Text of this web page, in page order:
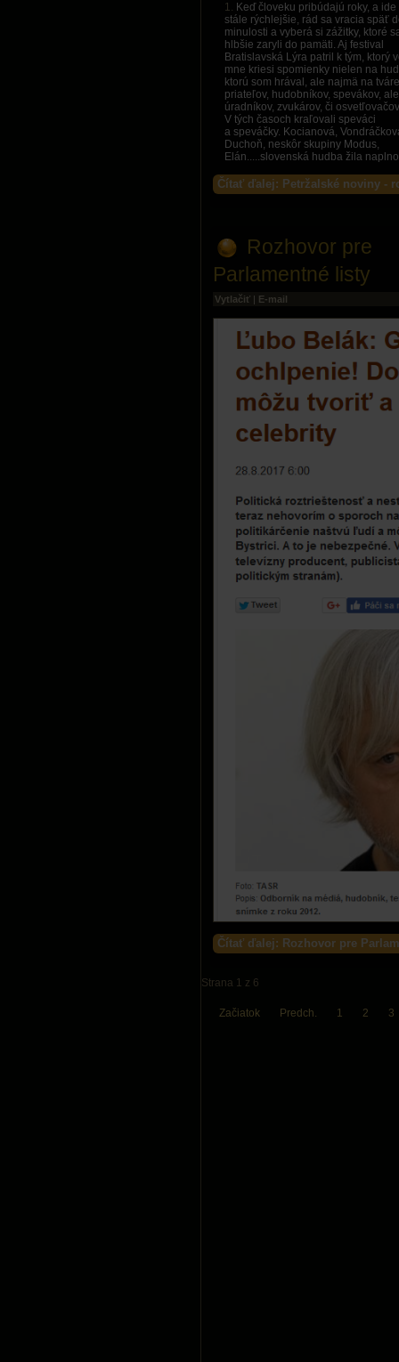
Keď človeku pribúdajú roky, a ide
stále rýchlejšie, rád sa vracia späť
minulosti a vyberá si zážitky, ktoré
hlbšie zaryli do pamäti. Aj festival
Bratislavská Lýra patril k tým, ktorý
mne kriesi spomienky nielen na
ktorú som hrával, ale najmä na tváre
priateľov, hudobníkov, spevákov,
úradníkov, zvukárov, či
V tých časoch kraľovali speváci
a speváčky. Kocianová,
Duchoň, neskôr skupiny Modus,
Elán.....slovenská hudba žila
Čítať ďalej: Petržalské noviny -
Rozhovor pre
Parlamentné listy
Vytlačiť | E-mail
Čítať ďalej: Rozhovor pre
Strana 1 z 6
Začiatok Predch. 1 2 3